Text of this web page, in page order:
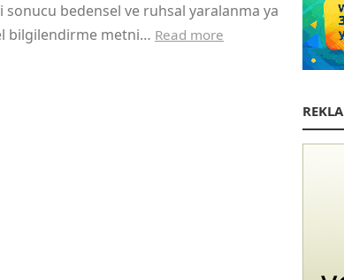
sonucu bedensel ve ruhsal yaralanma ya
bilgilendirme metni… Read more